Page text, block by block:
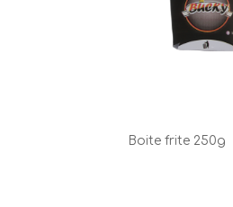
Boite frite 250g